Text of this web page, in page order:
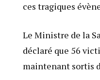
ces tragiques
Le Ministre de la
déclaré que 56
maintenant sortis